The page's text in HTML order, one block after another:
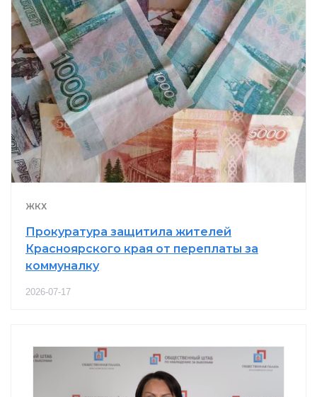
ЖКХ
Прокуратура защитила жителей
Красноярского края от переплаты за
коммуналку
2026-07-17